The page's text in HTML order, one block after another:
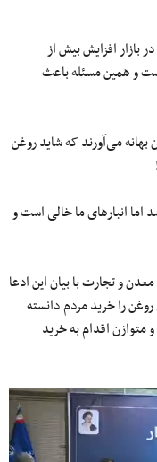
بازار افزایش بیش از
قیمت دانه آفتابگردان در سال ۲۰۲۱ است و همین مسئله باعث
بهانه می‌آورند که شاید روغن
اما انبار‌های ما خالی است و
و تجارت با بیان این ادعا
را خرید مردم دانسته
اقدام به خرید